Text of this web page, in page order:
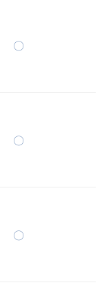
〇
〇
〇